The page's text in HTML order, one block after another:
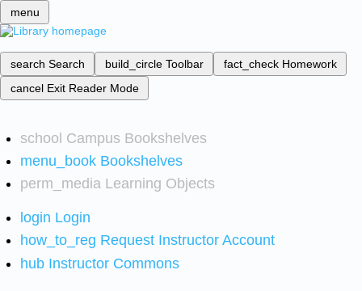
menu
search Search build_circle Toolbar fact_check Homework
cancel Exit Reader Mode
school Campus Bookshelves
menu_book Bookshelves
perm_media Learning Objects
login Login
how_to_reg Request Instructor Account
hub Instructor Commons